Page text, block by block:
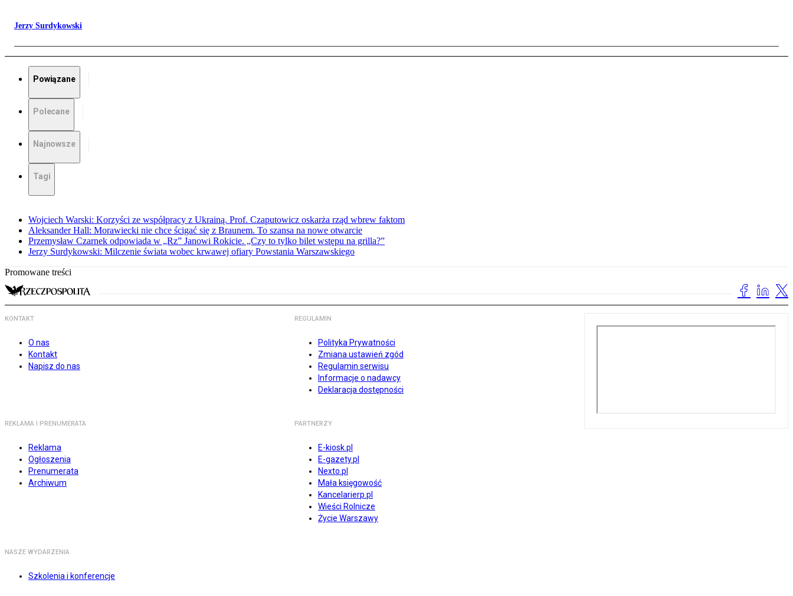
Jerzy Surdykowski
Powiązane
Polecane
Najnowsze
Tagi
Wojciech Warski: Korzyści ze współpracy z Ukrainą. Prof. Czaputowicz oskarża rząd wbrew faktom
Aleksander Hall: Morawiecki nie chce ścigać się z Braunem. To szansa na nowe otwarcie
Przemysław Czarnek odpowiada w „Rz” Janowi Rokicie. „Czy to tylko bilet wstępu na grilla?”
Jerzy Surdykowski: Milczenie świata wobec krwawej ofiary Powstania Warszawskiego
Promowane treści
KONTAKT
O nas
Kontakt
Napisz do nas
REGULAMIN
Polityka Prywatności
Zmiana ustawień zgód
Regulamin serwisu
Informacje o nadawcy
Deklaracja dostępności
REKLAMA I PRENUMERATA
Reklama
Ogłoszenia
Prenumerata
Archiwum
PARTNERZY
E-kiosk.pl
E-gazety.pl
Nexto.pl
Mała księgowość
Kancelarierp.pl
Wieści Rolnicze
Życie Warszawy
NASZE WYDARZENIA
Szkolenia i konferencje